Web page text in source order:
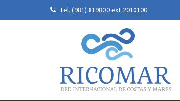
Tel. (981) 819800 ext 2010100